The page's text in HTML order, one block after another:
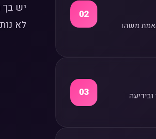
משהו
02
03
יש בך
לא